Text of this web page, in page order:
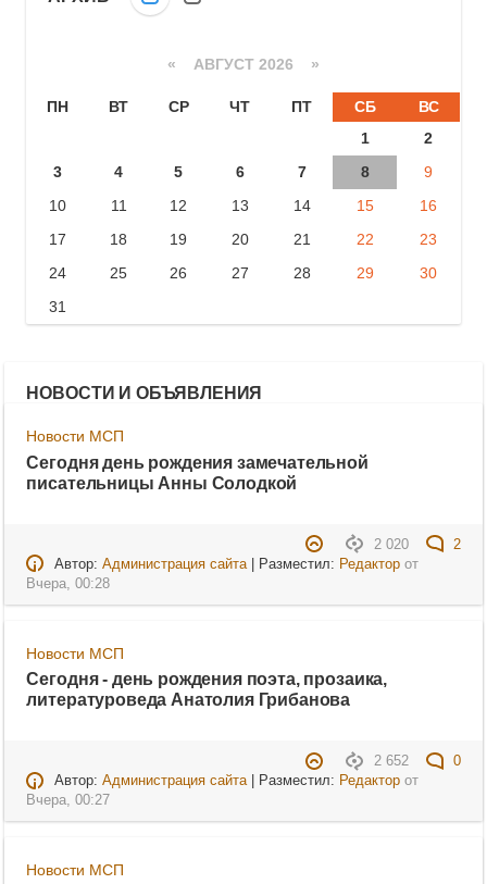
« АВГУСТ 2026 »
ПН ВТ СР ЧТ ПТ СБ
ВС
1
2
3
4 5 6 7 8
9
10
11 12 13 14 15
16
17
18 19 20 21 22
23
24
25 26 27 28 29
30
31
НОВОСТИ И ОБЪЯВЛЕНИЯ
Новости МСП
Сегодня день рождения замечательной
писательницы Анны Солодкой
2 020
2
Автор: Администрация сайта| Разместил: Редакторот
Вчера, 00:28
Новости МСП
Сегодня - день рождения поэта, прозаика,
литературоведа Анатолия Грибанова
2 652
0
Автор: Администрация сайта| Разместил: Редакторот
Вчера, 00:27
Новости МСП